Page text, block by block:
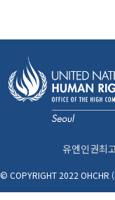
유엔인권최
© COPYRIGHT 2022 OHCHR